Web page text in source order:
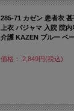
285-71 カゼン 患者衣
上衣 パジャマ 入院 院
介護 KAZEN ブルー ベ
価格： 2,849円(税込)